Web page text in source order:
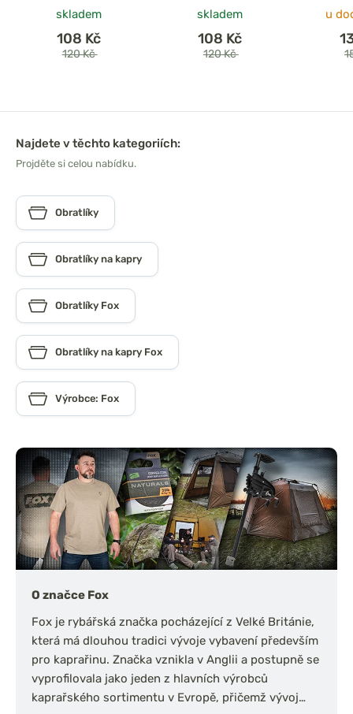
skladem
108 Kč
120 Kč
skladem
108 Kč
120 Kč
u
Najdete v těchto kategoriích:
Projděte si celou nabídku.
Obratlíky
Obratlíky na kapry
Obratlíky Fox
Obratlíky na kapry Fox
Výrobce: Fox
O značce Fox
Fox je rybářská značka pocházející z Velké Británie,
která má dlouhou tradici vývoje vybavení především
pro kaprařinu. Značka vznikla v Anglii a postupně se
vyprofilovala jako jeden z hlavních výrobců
kaprařského sortimentu v Evropě, přičemž vývoj…